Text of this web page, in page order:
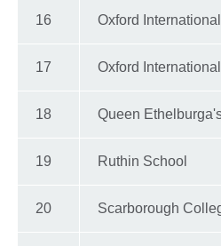
16 Oxford
17 Oxford
18 Queen
19 Ruthin School
20 Scarborough